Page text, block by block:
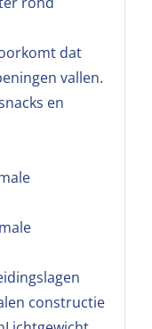
dat
vallen.
en
constructie